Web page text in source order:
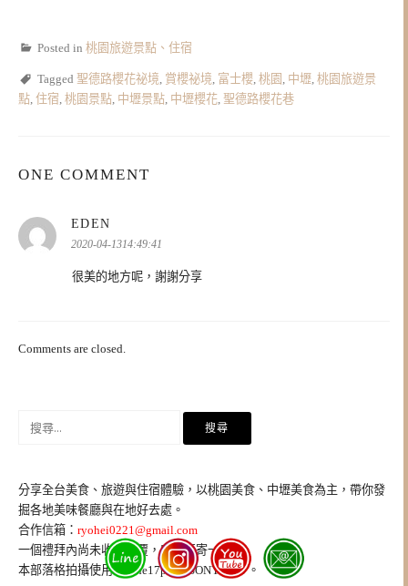
Posted in 桃園旅遊景點、住宿
Tagged 聖德路櫻花祕境, 賞櫻祕境, 富士櫻, 桃園 , 中壢, 桃園旅遊景
點, 住宿, 桃園景點, 中壢景點, 中壢櫻花, 聖德路櫻花巷
ONE COMMENT
EDEN
示:
2020-04-1314:49:41
很美的地方呢，謝謝分享
Comments are closed.
字:
分享全台美食、旅遊與住宿體驗，以桃園美食、中壢美食為主，帶你發
掘各地美味餐廳與在地好去處。
合作信箱： ryohei0221@gmail.com
一個禮拜內尚未收到回覆，麻煩再寄一次。
本部落格拍攝使用iPhone17pro、SONY A7IV。